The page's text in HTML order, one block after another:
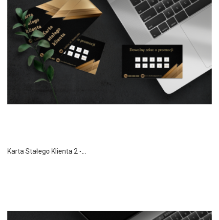
Karta Stałego Klienta 2 -...